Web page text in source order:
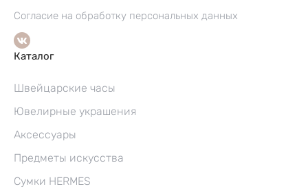
Согласие на обработку персональных данных
Каталог
Швейцарские часы
Ювелирные украшения
Аксессуары
Предметы искусства
Сумки HERMES